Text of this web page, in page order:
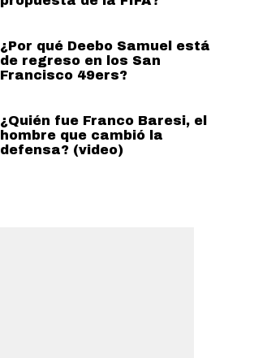
¿Por qué Deebo Samuel está
de regreso en los San
Francisco 49ers?
¿Quién fue Franco Baresi, el
hombre que cambió la
defensa? (video)